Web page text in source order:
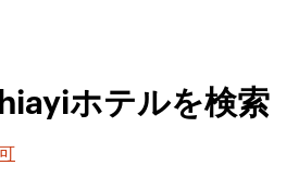
ホテルを検索